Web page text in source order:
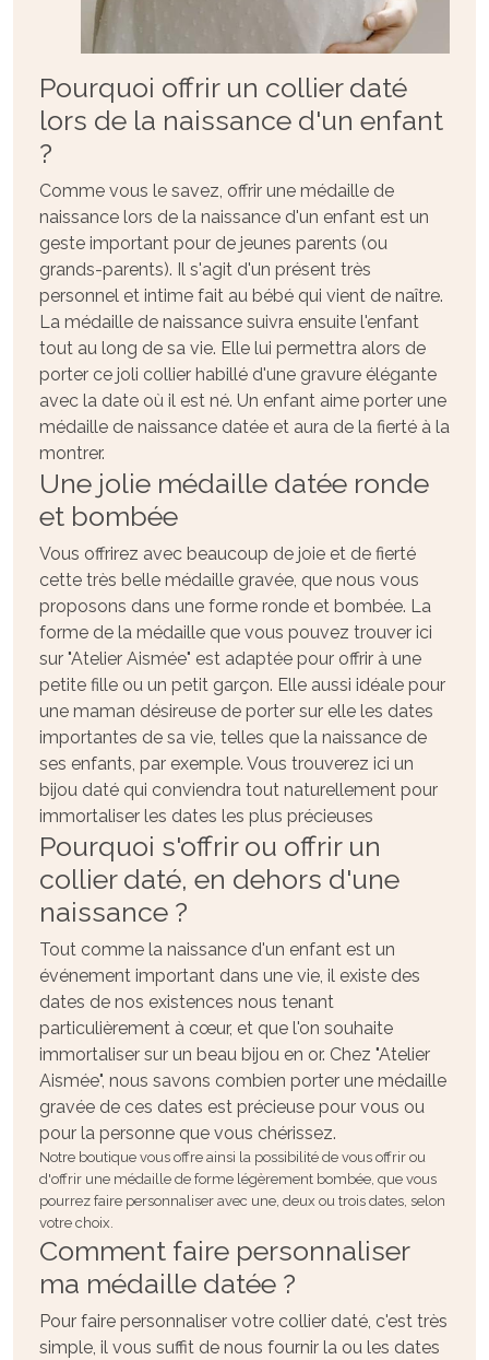
Pourquoi offrir un collier daté
lors de la naissance d'un enfant
?
Comme vous le savez, offrir une médaille de
naissance lors de la naissance d'un enfant est un
geste important pour de jeunes parents (ou
grands-parents). Il s'agit d'un présent très
personnel et intime fait au bébé qui vient de naître.
La médaille de naissance suivra ensuite l'enfant
tout au long de sa vie. Elle lui permettra alors de
porter ce joli collier habillé d'une gravure élégante
avec la date où il est né. Un enfant aime porter une
médaille de naissance datée et aura de la fierté à la
montrer.
Une jolie médaille datée ronde
et bombée
Vous offrirez avec beaucoup de joie et de fierté
cette très belle médaille gravée, que nous vous
proposons dans une forme ronde et bombée. La
forme de la médaille que vous pouvez trouver ici
sur "Atelier Aismée" est adaptée pour offrir à une
petite fille ou un petit garçon. Elle aussi idéale pour
une maman désireuse de porter sur elle les dates
importantes de sa vie, telles que la naissance de
ses enfants, par exemple. Vous trouverez ici un
bijou daté qui conviendra tout naturellement pour
immortaliser les dates les plus précieuses
Pourquoi s'offrir ou offrir un
collier daté, en dehors d'une
naissance ?
Tout comme la naissance d'un enfant est un
événement important dans une vie, il existe des
dates de nos existences nous tenant
particulièrement à cœur, et que l'on souhaite
immortaliser sur un beau bijou en or. Chez "Atelier
Aismée", nous savons combien porter une médaille
gravée de ces dates est précieuse pour vous ou
pour la personne que vous chérissez.
Notre boutique vous offre ainsi la possibilité de vous offrir ou
d'offrir une médaille de forme légèrement bombée, que vous
pourrez faire personnaliser avec une, deux ou trois dates, selon
votre choix.
Comment faire personnaliser
ma médaille datée ?
Pour faire personnaliser votre collier daté, c'est très
simple, il vous suffit de nous fournir la ou les dates